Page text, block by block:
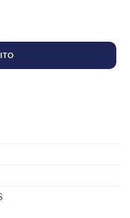
4X4 cantidad